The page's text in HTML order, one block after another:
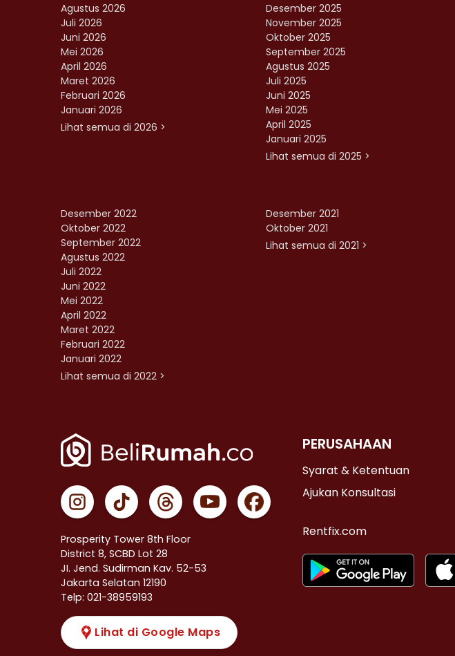
Agustus 2026
Juli 2026
Juni 2026
Mei 2026
April 2026
Maret 2026
Februari 2026
Januari 2026
Lihat semua di 2026 >
Desember 2025
November 2025
Oktober 2025
September 2025
Agustus 2025
Juli 2025
Juni 2025
Mei 2025
April 2025
Januari 2025
Lihat semua di 2025 >
Desember 2022
Oktober 2022
September 2022
Agustus 2022
Juli 2022
Juni 2022
Mei 2022
April 2022
Maret 2022
Februari 2022
Januari 2022
Lihat semua di 2022 >
Desember 2021
Oktober 2021
Lihat semua di 2021 >
Prosperity Tower 8th Floor
District 8, SCBD Lot 28
JI. Jend. Sudirman Kav. 52-53
Jakarta Selatan 12190
Telp: 021-38959193
Lihat di Google Maps
PERUSAHAAN
Syarat & Ketentuan
Ajukan Konsultasi
Rentfix.com